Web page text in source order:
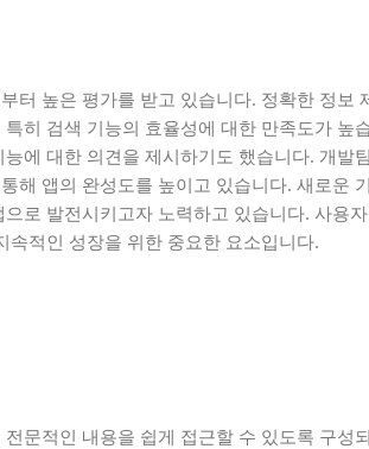
터 높은 평가를 받고 있습니다. 정확한 정보
히 검색 기능의 효율성에 대한 만족도가 높
에 대한 의견을 제시하기도 했습니다. 개발
해 앱의 완성도를 높이고 있습니다. 새로운
로 발전시키고자 노력하고 있습니다. 사용
적인 성장을 위한 중요한 요소입니다.
문적인 내용을 쉽게 접근할 수 있도록 구성